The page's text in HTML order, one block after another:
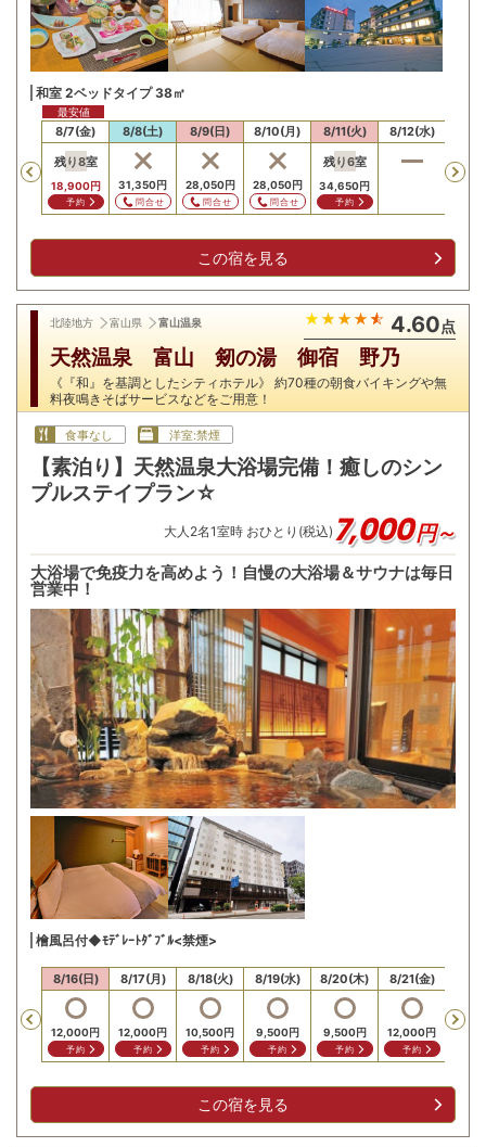
和室 2ベッドタイプ 38㎡
Previous
円
8/7(金)
残り8室
18,900円
予約
最安値
8/8(土)
31,350円
問合せ
8/9(日)
28,050円
問合せ
8/10(月)
28,050円
問合せ
8/11(火)
残り6室
34,650円
予約
8/12(水)
この宿を見る
北陸地方 富山県 富山温泉 4.60点
天然温泉 富山 剱の湯 御宿 野乃
《『和』を基調としたシティホテル》 約70種の朝食バイキングや無
料夜鳴きそばサービスなどをご用意！
食事なし 洋室:禁煙
【素泊り】天然温泉大浴場完備！癒しのシン
プルステイプラン☆
大人 2名1室時 おひとり(税込) 7,000円～
大浴場で免疫力を高めよう！自慢の大浴場＆サウナは毎日
営業中！
檜風呂付◆ﾓﾃﾞﾚｰﾄﾀﾞﾌﾞﾙ<禁煙>
Previous
円
8/16(日)
12,000円
予約
8/17(月)
12,000円
予約
8/18(火)
10,500円
予約
8/19(水)
9,500円
予約
8/20(木)
9,500円
予約
8/21(金)
12,000円
予約
この宿を見る